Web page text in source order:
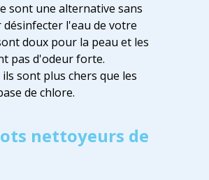
sont une alternative sans
l'eau de votre
doux pour la peau et les
pas d'odeur forte.
sont plus chers que les
de chlore.
nettoyeurs de